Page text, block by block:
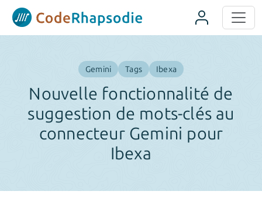
Gemini Tags Ibexa
Nouvelle fonctionnalité de
suggestion de mots-clés au
connecteur Gemini pour
Ibexa
Panneau de gestion des cookies